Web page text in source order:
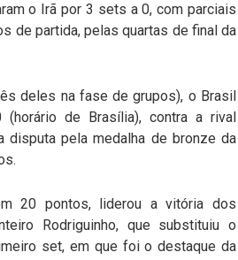
o Irã por 3 sets a 0, com parciais
de partida, pelas quartas de final da
deles na fase de grupos), o Brasil
de Brasília), contra a rival
disputa pela medalha de bronze da
20 pontos, liderou a vitória dos
Rodriguinho, que substituiu o
set, em que foi o destaque da